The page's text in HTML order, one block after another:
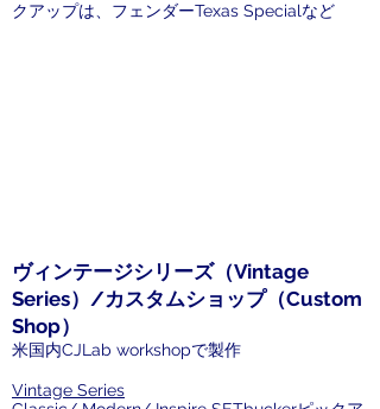
クアップは、フェンダーTexas Specialなど
ヴィンテージシリーズ（Vintage
Series）/カスタムショップ（Custom
Shop）
米国内CJLab workshopで製作
Vintage Series